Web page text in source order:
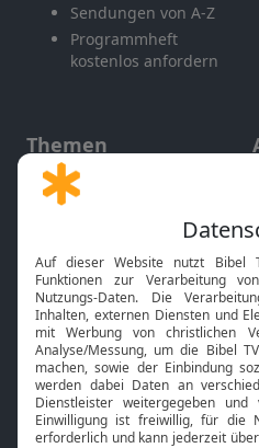
Sendungen von A-Z
Programmheft
kostenlos anfordern
Themen
Gott und Bibel erklärt
Neuigkeiten
Bibel TV